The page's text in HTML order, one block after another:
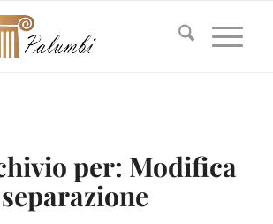
per: Modifica
separazione